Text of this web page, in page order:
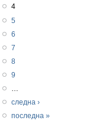
4
5
6
7
8
9
следна ›
последна »